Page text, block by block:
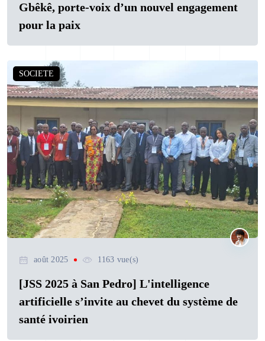
Gbêkê, porte-voix d’un nouvel engagement
pour la paix
SOCIETE
août 2025 1163 vue(s)
[JSS 2025 à San Pedro] L'intelligence
artificielle s’invite au chevet du système de
santé ivoirien